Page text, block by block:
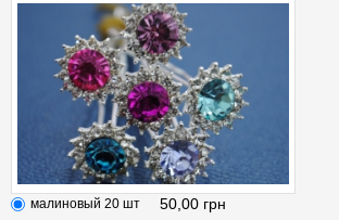
малиновый 20 шт 50,00 грн